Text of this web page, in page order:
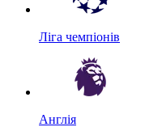
Ліга чемпіонів
Англія